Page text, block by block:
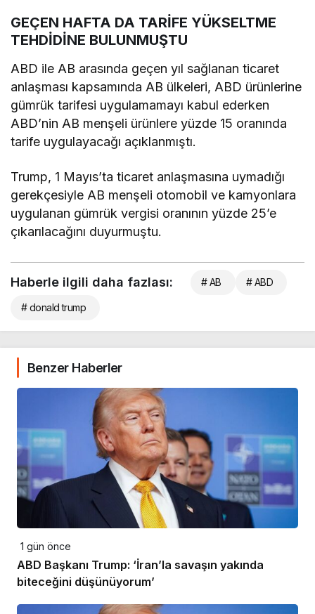
GEÇEN HAFTA DA TARİFE YÜKSELTME
TEHDİDİNE BULUNMUŞTU
ABD ile AB arasında geçen yıl sağlanan ticaret
anlaşması kapsamında AB ülkeleri, ABD ürünlerine
gümrük tarifesi uygulamamayı kabul ederken
ABD’nin AB menşeli ürünlere yüzde 15 oranında
tarife uygulayacağı açıklanmıştı.
Trump, 1 Mayıs’ta ticaret anlaşmasına uymadığı
gerekçesiyle AB menşeli otomobil ve kamyonlara
uygulanan gümrük vergisi oranının yüzde 25’e
çıkarılacağını duyurmuştu.
Haberle ilgili daha fazlası: # AB # ABD
# donald trump
Benzer Haberler
1 gün önce
ABD Başkanı Trump: ‘İran’la savaşın yakında
biteceğini düşünüyorum’